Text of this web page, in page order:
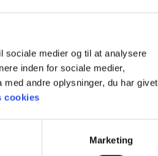
sociale medier og til at analysere
inden for sociale medier,
andre oplysninger, du har givet
cookies
Marketing